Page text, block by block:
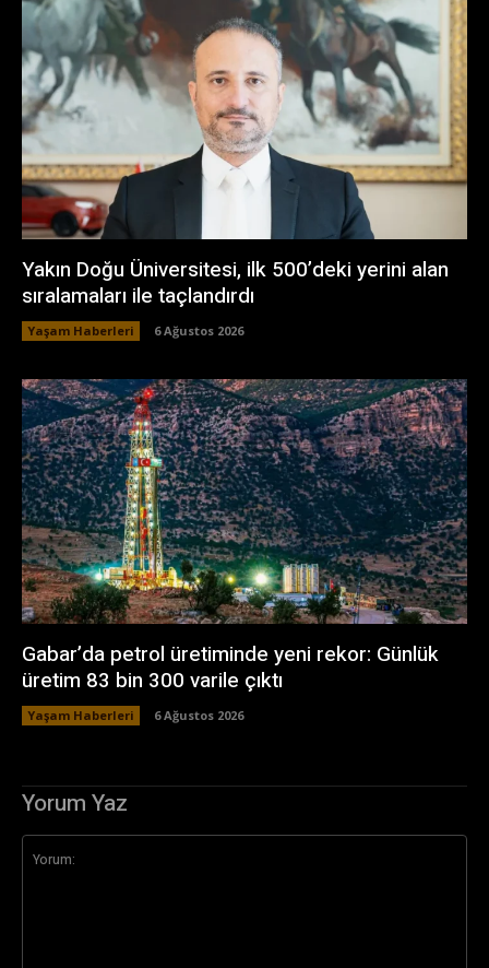
Yakın Doğu Üniversitesi, ilk 500’deki yerini alan
sıralamaları ile taçlandırdı
Yaşam Haberleri 6 Ağustos 2026
Gabar’da petrol üretiminde yeni rekor: Günlük
üretim 83 bin 300 varile çıktı
Yaşam Haberleri 6 Ağustos 2026
Yorum Yaz